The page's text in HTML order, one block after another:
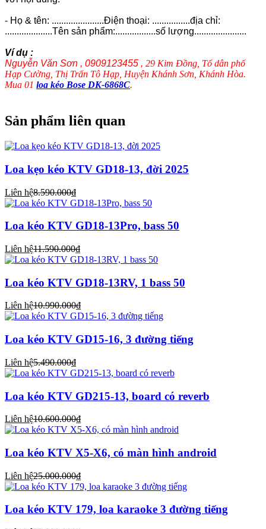
- Họ & tên: ......................Điện thoại: ................địa chỉ:
....................Tên sản phẩm:.................số lượng......................
Ví dụ :
Nguyễn Văn Sơn , 0909123455 , 29 Kim Đồng, Tổ dân phố
Hạp Cường, Thị Trấn Tô Hạp, Huyện Khánh Sơn, Khánh Hòa.
Mua 01 loa kéo Bose DK-6868C.
Sản phẩm liên quan
Loa kẹo kéo KTV GD18-13, đời 2025
Liên hệ8.590.000₫
Loa kéo KTV GD18-13Pro, bass 50
Liên hệ11.590.000₫
Loa kéo KTV GD18-13RV, 1 bass 50
Liên hệ10.990.000₫
Loa kéo KTV GD15-16, 3 đường tiếng
Liên hệ5.490.000₫
Loa kéo KTV GD215-13, board có reverb
Liên hệ10.600.000₫
Loa kéo KTV X5-X6, có màn hình android
Liên hệ25.000.000₫
Loa kéo KTV 179, loa karaoke 3 đường tiếng